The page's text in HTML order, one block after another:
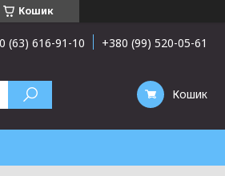
Кошик
(63) 616-91-10 +380 (99) 520-05-61
Кошик